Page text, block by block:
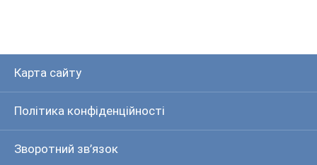
Карта сайту
Політика конфіденційності
Зворотний зв’язок